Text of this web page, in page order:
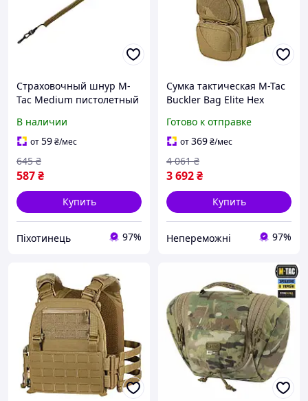
Страховочный шнур M-
Tac Medium пистолетный
с D-кольцом койот {5143-
piho}
В наличии
от59₴/мес
587₴
645 ₴
Купить
Піхотинець 97%
Сумка тактическая M-Tac
Buckler Bag Elite Hex
платформой и
отделением для оружия
|neper-1014|
Готово к отправке
от369₴/мес
3 692₴
4 061 ₴
Купить
Непереможні 97%